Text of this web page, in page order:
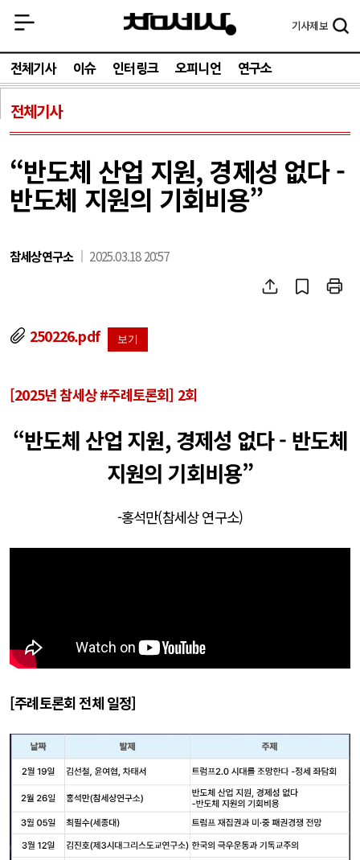
기사제보
전체기사 이슈 인터링크 오피니언 연구소
전체기사
“반도체 산업 지원, 경제성 없다 -
반도체 지원의 기회비용”
참세상연구소 2025.03.18 20:57
250226.pdf 보기
[2025년 참세상 #주례토론회] 2회
“반도체 산업 지원, 경제성 없다 - 반도체
지원의 기회비용”
-홍석만(참세상 연구소)
[주례토론회 전체 일정]